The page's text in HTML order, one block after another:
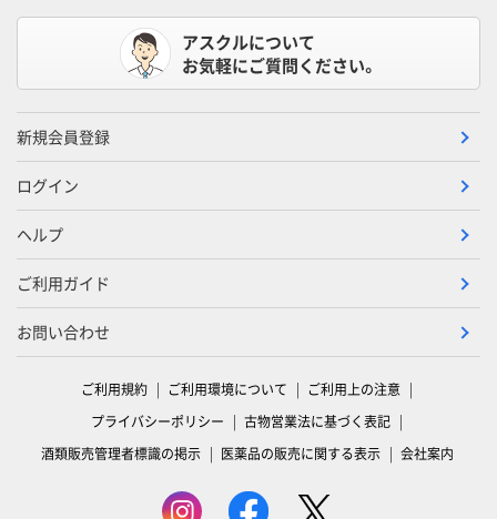
アスクルについて
お気軽にご質問ください。
新規会員登録
ログイン
ヘルプ
ご利用ガイド
お問い合わせ
ご利用規約 ご利用環境について
ご利用上の注意
プライバシーポリシー
古物営業法に基づく表記
酒類販売管理者標識の掲示
医薬品の販売に関する表示 会社案内